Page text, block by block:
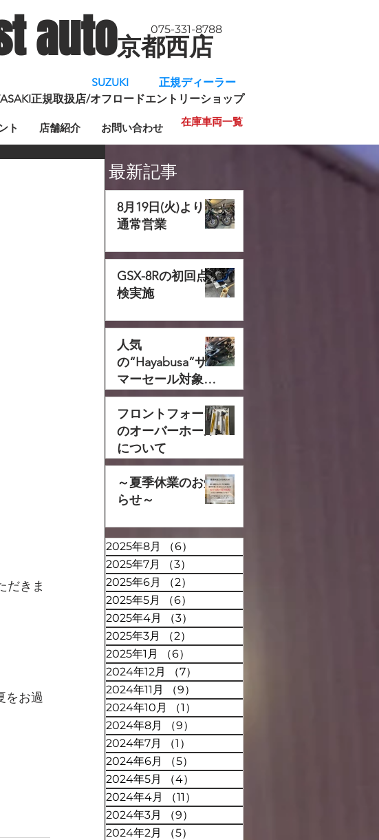
auto京都西店
075-331-8788
SUZUKI 正規ディーラー
正規取扱店/オフロードエントリーショップ
ト 店舗紹介 お問い合わせ 在庫車両一覧
最新記事
8月19日(火)より
通常営業
GSX-8Rの初回点
検実施
人気
の“Hayabusa”サ
マーセール対象で
す‼
フロントフォーク
のオーバーホール
について
～夏季休業のお知
らせ～
2025年8月 （6）
2025年7月
（3）
2025年6月
（2）
2025年5月
（6）
2025年4月
（3）
2025年3月
（2）
2025年1月
（6）
2024年12月
（7）
2024年11月
（9）
2024年10月
（1）
2024年8月
（9）
2024年7月
（1）
2024年6月
（5）
2024年5月
（4）
2024年4月
（11）
2024年3月
（9）
2024年2月
（5）
だきま
をお過